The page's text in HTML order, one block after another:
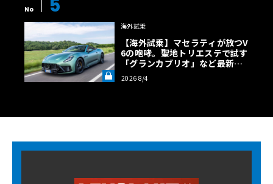
No 5
海外試乗
【海外試乗】マセラティが放つV
6の咆哮。聖地トリエステで試す
「グランカブリオ」など最新ト
ロフェオ3台の官能評価《LE VO
LANT LAB》
2026 8/4